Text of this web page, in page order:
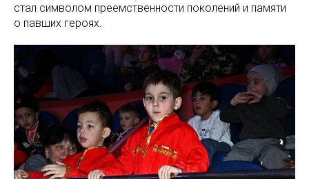
стал символом преемственности поколений и памяти
о павших героях.